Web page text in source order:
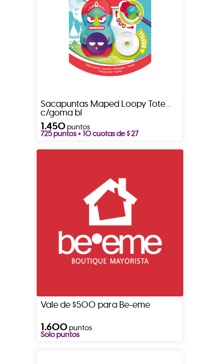
Sacapuntas Maped Loopy Totem
c/goma bl
1.450puntos
725 puntos + 10 cuotas de $ 27
Vale de $500 para Be-eme
1.600puntos
Solo puntos